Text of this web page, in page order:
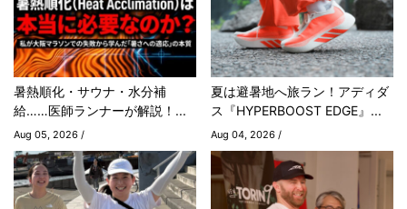
暑熱順化・サウナ・水分補
給……医師ランナーが解説！...
Aug 05, 2026 /
夏は避暑地へ旅ラン！アディダ
ス『HYPERBOOST EDGE』...
Aug 04, 2026 /